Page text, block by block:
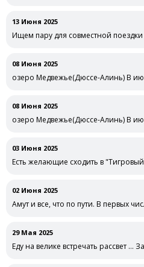
13 Июня 2025
Ищем пару для совместной
08 Июня 2025
озеро Медвежье(Дюссе-Алинь) В
08 Июня 2025
озеро Медвежье(Дюссе-Алинь) В
03 Июня 2025
Есть желающие сходить в
02 Июня 2025
Амут и все, что по пути. В первых
29 Мая 2025
Еду на велике встречать рассвет …